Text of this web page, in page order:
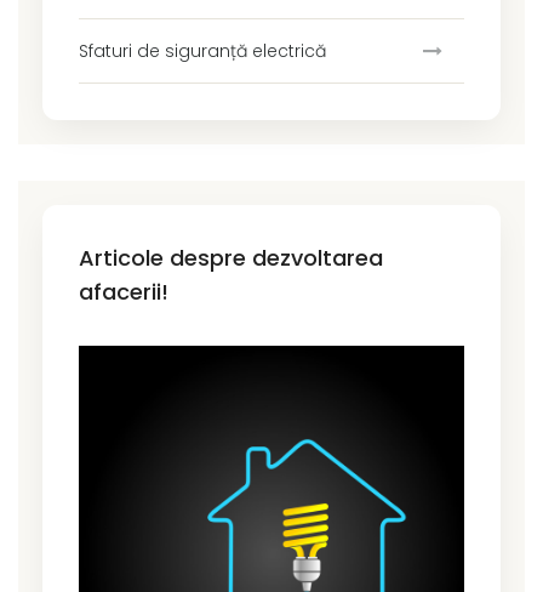
Sfaturi de siguranță electrică
Articole despre dezvoltarea
afacerii!